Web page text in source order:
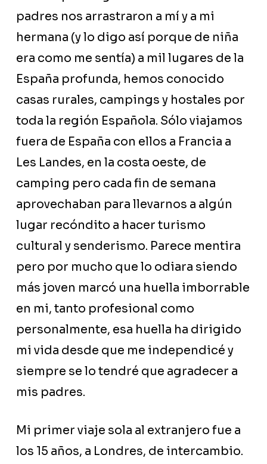
padres nos arrastraron a mí y a mi
hermana (y lo digo así porque de niña
era como me sentía) a mil lugares de la
España profunda, hemos conocido
casas rurales, campings y hostales por
toda la región Española. Sólo viajamos
fuera de España con ellos a Francia a
Les Landes, en la costa oeste, de
camping pero cada fin de semana
aprovechaban para llevarnos a algún
lugar recóndito a hacer turismo
cultural y senderismo. Parece mentira
pero por mucho que lo odiara siendo
más joven marcó una huella imborrable
en mi, tanto profesional como
personalmente, esa huella ha dirigido
mi vida desde que me independicé y
siempre se lo tendré que agradecer a
mis padres.
Mi primer viaje sola al extranjero fue a
los 15 años, a Londres, de intercambio.